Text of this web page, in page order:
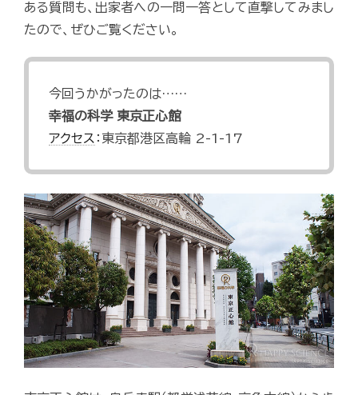
ある質問も、出家者への一問一答として直撃してみまし
たので、ぜひご覧ください。
今回うかがったのは……
幸福の科学 東京正心館
アクセス ：東京都港区高輪 2-1-17